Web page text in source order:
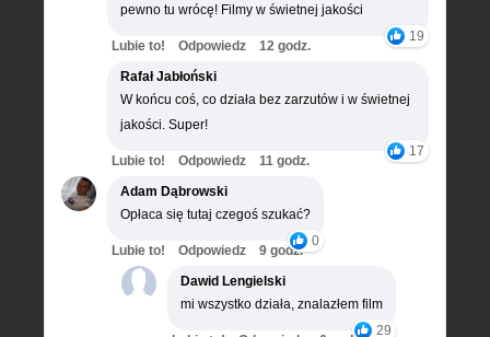
pewno tu wrócę! Filmy w świetnej jakości
19
Lubie to! Odpowiedz
12 godz.
Rafał Jabłoński
W końcu coś, co działa bez zarzutów i w świetnej
jakości. Super!
17
Lubie to! Odpowiedz
11 godz.
Adam Dąbrowski
Opłaca się tutaj czegoś szukać?
0
Lubie to! Odpowiedz
9 godz.
Dawid Lengielski
mi wszystko działa, znalazłem film
29